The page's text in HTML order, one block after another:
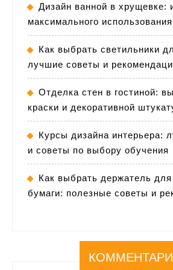
Дизайн ванной в хрущевке:
максимального
Как выбрать светильники
лучшие советы и
Отделка стен в гостиной:
краски и декоративной
Курсы дизайна интерьера:
и советы по выбору обучения
Как выбрать держатель для
бумаги: полезные советы и